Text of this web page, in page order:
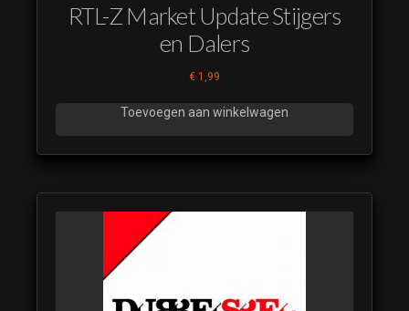
RTL-Z Market Update Stijgers
en Dalers
€ 1,99
Toevoegen aan winkelwagen